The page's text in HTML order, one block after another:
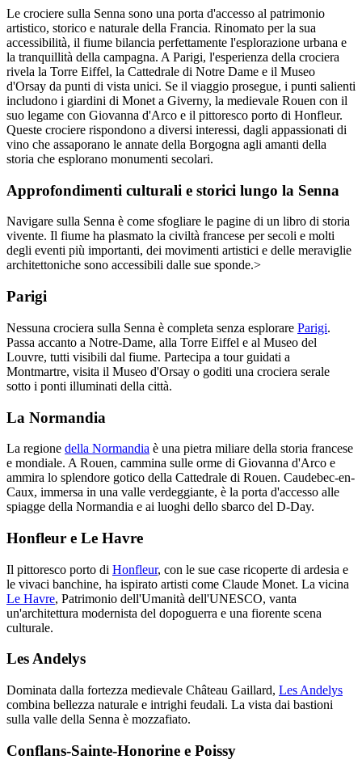
Le crociere sulla Senna sono una porta d'accesso al patrimonio
artistico, storico e naturale della Francia. Rinomato per la sua
accessibilità, il fiume bilancia perfettamente l'esplorazione urbana e
la tranquillità della campagna. A Parigi, l'esperienza della crociera
rivela la Torre Eiffel, la Cattedrale di Notre Dame e il Museo
d'Orsay da punti di vista unici. Se il viaggio prosegue, i punti salienti
includono i giardini di Monet a Giverny, la medievale Rouen con il
suo legame con Giovanna d'Arco e il pittoresco porto di Honfleur.
Queste crociere rispondono a diversi interessi, dagli appassionati di
vino che assaporano le annate della Borgogna agli amanti della
storia che esplorano monumenti secolari.
Approfondimenti culturali e storici lungo la Senna
Navigare sulla Senna è come sfogliare le pagine di un libro di storia
vivente. Il fiume ha plasmato la civiltà francese per secoli e molti
degli eventi più importanti, dei movimenti artistici e delle meraviglie
architettoniche sono accessibili dalle sue sponde.>
Parigi
Nessuna crociera sulla Senna è completa senza esplorare Parigi.
Passa accanto a Notre-Dame, alla Torre Eiffel e al Museo del
Louvre, tutti visibili dal fiume. Partecipa a tour guidati a
Montmartre, visita il Museo d'Orsay o goditi una crociera serale
sotto i ponti illuminati della città.
La Normandia
La regione della Normandia è una pietra miliare della storia francese
e mondiale. A Rouen, cammina sulle orme di Giovanna d'Arco e
ammira lo splendore gotico della Cattedrale di Rouen. Caudebec-en-
Caux, immersa in una valle verdeggiante, è la porta d'accesso alle
spiagge della Normandia e ai luoghi dello sbarco del D-Day.
Honfleur e Le Havre
Il pittoresco porto di Honfleur, con le sue case ricoperte di ardesia e
le vivaci banchine, ha ispirato artisti come Claude Monet. La vicina
Le Havre, Patrimonio dell'Umanità dell'UNESCO, vanta
un'architettura modernista del dopoguerra e una fiorente scena
culturale.
Les Andelys
Dominata dalla fortezza medievale Château Gaillard, Les Andelys
combina bellezza naturale e intrighi feudali. La vista dai bastioni
sulla valle della Senna è mozzafiato.
Conflans-Sainte-Honorine e Poissy